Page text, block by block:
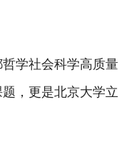
学社会科学高质量
，更是北京大学立